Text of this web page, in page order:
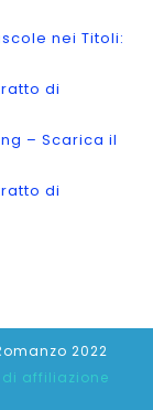
nei Titoli:
di
– Scarica il
di
2022
affiliazione